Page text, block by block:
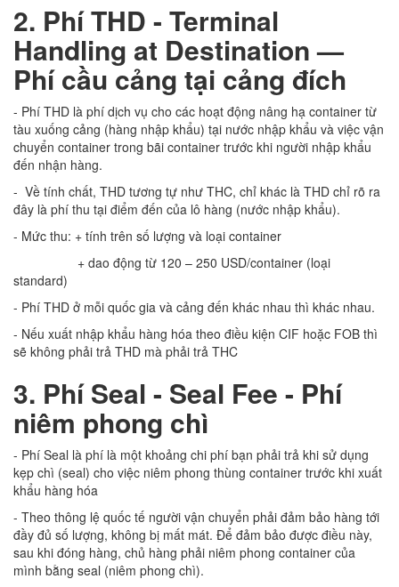
2. Phí THD - Terminal
Handling at Destination —
Phí cầu cảng tại cảng đích
- Phí THD là phí dịch vụ cho các hoạt động nâng hạ container từ
tàu xuống cảng (hàng nhập khẩu) tại nước nhập khẩu và việc vận
chuyển container trong bãi container trước khi người nhập khẩu
đến nhận hàng.
- Về tính chất, THD tương tự như THC, chỉ khác là THD chỉ rõ ra
đây là phí thu tại điểm đến của lô hàng (nước nhập khẩu).
- Mức thu: + tính trên số lượng và loại container
+ dao động từ 120 – 250 USD/container (loại
standard)
- Phí THD ở mỗi quốc gia và cảng đến khác nhau thì khác nhau.
- Nếu xuất nhập khẩu hàng hóa theo điều kiện CIF hoặc FOB thì
sẽ không phải trả THD mà phải trả THC
3. Phí Seal - Seal Fee - Phí
niêm phong chì
- Phí Seal là phí là một khoảng chi phí bạn phải trả khi sử dụng
kẹp chì (seal) cho việc niêm phong thùng container trước khi xuất
khẩu hàng hóa
- Theo thông lệ quốc tế người vận chuyển phải đảm bảo hàng tới
đầy đủ số lượng, không bị mất mát. Để đảm bảo được điều này,
sau khi đóng hàng, chủ hàng phải niêm phong container của
mình bằng seal (niêm phong chì).